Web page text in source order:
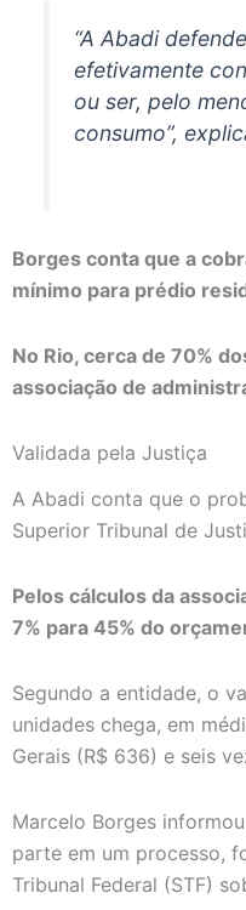
“A Abadi
efetivamente
ou ser, pelo
consumo”,
Borges conta que a
mínimo para prédio
No Rio, cerca de 70%
associação de
Validada pela Justiça
A Abadi conta que o
Superior Tribunal de
Pelos cálculos da
7% para 45% do
Segundo a entidade, o
unidades chega, em
Gerais (R$ 636) e seis
Marcelo Borges
parte em um processo,
Tribunal Federal (STF)